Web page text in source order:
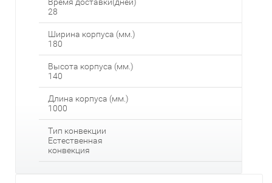
Время доставки(дней)
28
Ширина корпуса (мм.)
180
Высота корпуса (мм.)
140
Длина корпуса (мм.)
1000
Тип конвекции
Естественная
конвекция